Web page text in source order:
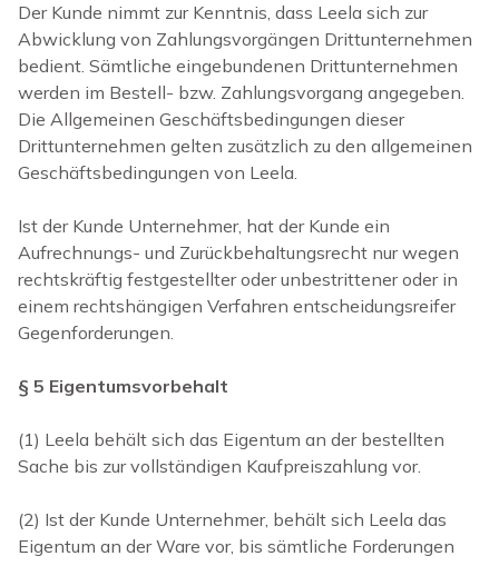
Der Kunde nimmt zur Kenntnis, dass Leela sich zur
Abwicklung von Zahlungsvorgängen Drittunternehmen
bedient. Sämtliche eingebundenen Drittunternehmen
werden im Bestell- bzw. Zahlungsvorgang angegeben.
Die Allgemeinen Geschäftsbedingungen dieser
Drittunternehmen gelten zusätzlich zu den allgemeinen
Geschäftsbedingungen von Leela.
Ist der Kunde Unternehmer, hat der Kunde ein
Aufrechnungs- und Zurückbehaltungsrecht nur wegen
rechtskräftig festgestellter oder unbestrittener oder in
einem rechtshängigen Verfahren entscheidungsreifer
Gegenforderungen.
§ 5 Eigentumsvorbehalt
(1) Leela behält sich das Eigentum an der bestellten
Sache bis zur vollständigen Kaufpreiszahlung vor.
(2) Ist der Kunde Unternehmer, behält sich Leela das
Eigentum an der Ware vor, bis sämtliche Forderungen